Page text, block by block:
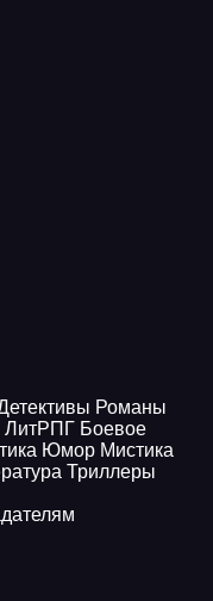
Романы
ЛитРПГ Боевое
Юмор Мистика
Триллеры